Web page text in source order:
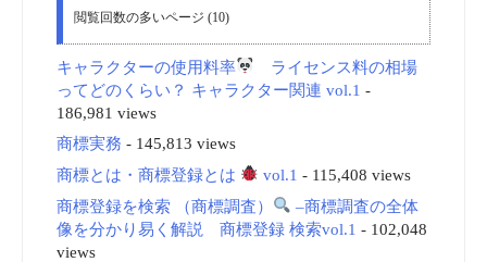
閲覧回数の多いページ (10)
キャラクターの使用料率
ライセンス料の相場
ってどのくらい？ キャラクター関連 vol.1 -
186,981 views
商標実務 - 145,813 views
商標とは・商標登録とは
vol.1 - 115,408 views
商標登録を検索 （商標調査）
–商標調査の全体
像を分かり易く解説 商標登録 検索vol.1 - 102,048
views